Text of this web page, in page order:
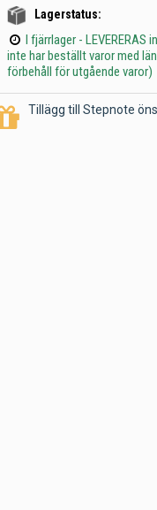
Lagerstatus:
I fjärrlager - LEVERERAS
inte har beställt varor med
förbehåll för utgående varor)
Tillägg till Stepnote